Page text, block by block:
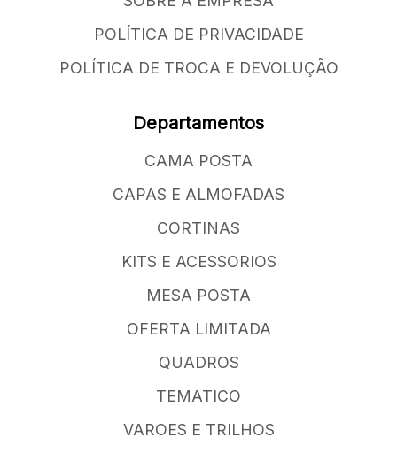
POLÍTICA DE PRIVACIDADE
POLÍTICA DE TROCA E DEVOLUÇÃO
Departamentos
CAMA POSTA
CAPAS E ALMOFADAS
CORTINAS
KITS E ACESSORIOS
MESA POSTA
OFERTA LIMITADA
QUADROS
TEMATICO
VAROES E TRILHOS